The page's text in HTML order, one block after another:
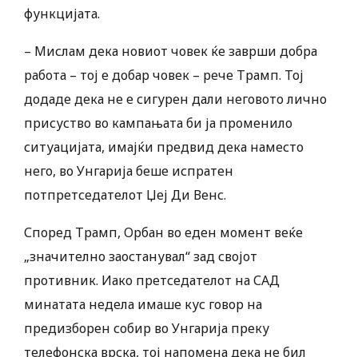
функцијата.
– Мислам дека новиот човек ќе заврши добра
работа – тој е добар човек – рече Трамп. Тој
додаде дека не е сигурен дали неговото лично
присуство во кампањата би ја променило
ситуацијата, имајќи предвид дека наместо
него, во Унгарија беше испратен
потпретседателот Џеј Ди Венс.
Според Трамп, Орбан во еден момент веќе
„значително заостанувал“ зад својот
противник. Иако претседателот на САД
минатата недела имаше кус говор на
предизборен собир во Унгарија преку
телефонска врска, тој напомена дека не бил